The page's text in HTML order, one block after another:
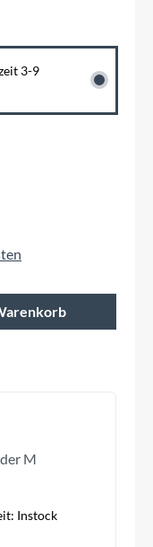
3-9
gewünschten
M
Instock